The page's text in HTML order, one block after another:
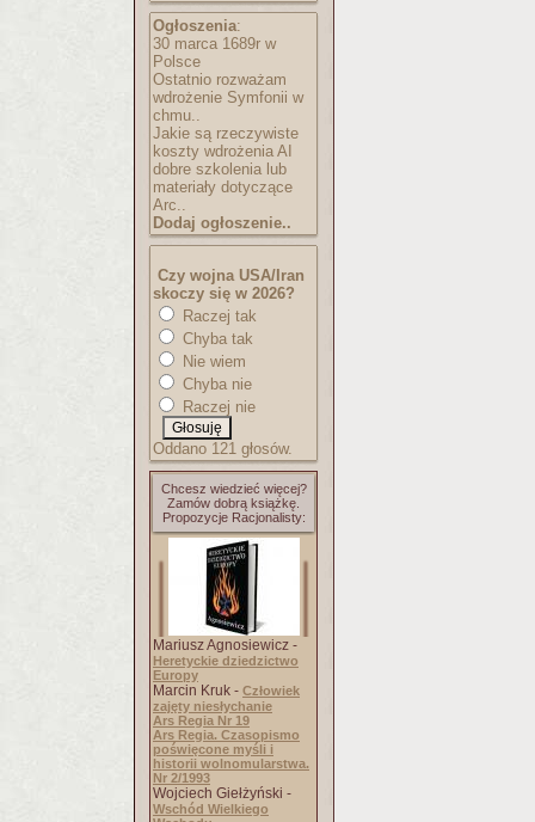
Ogłoszenia:
30 marca 1689r w
Polsce
Ostatnio rozważam
wdrożenie Symfonii w
chmu..
Jakie są rzeczywiste
koszty wdrożenia AI
dobre szkolenia lub
materiały dotyczące
Arc..
Dodaj ogłoszenie..
Czy wojna USA/Iran
skoczy się w 2026?
Raczej tak
Chyba tak
Nie wiem
Chyba nie
Raczej nie
Oddano 121 głosów.
Chcesz wiedzieć więcej?
Zamów dobrą książkę.
Propozycje Racjonalisty:
Mariusz Agnosiewicz -
Heretyckie dziedzictwo
Europy
Marcin Kruk - Człowiek
zajęty niesłychanie
Ars Regia Nr 19
Ars Regia. Czasopismo
poświęcone myśli i
historii wolnomularstwa.
Nr 2/1993
Wojciech Giełżyński -
Wschód Wielkiego